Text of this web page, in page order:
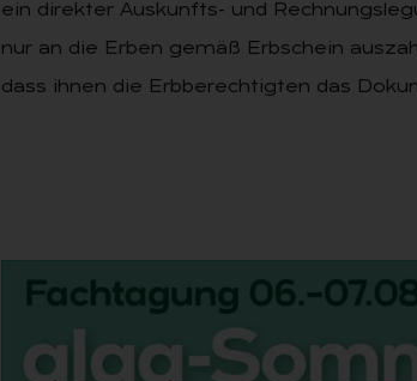
ein direkter Auskunfts- und
nur an die Erben gemäß Erbschein
dass ihnen die Erbberechtigten das